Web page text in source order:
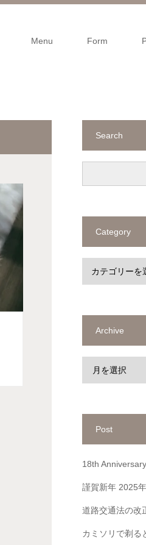
Menu Form
Search
Category
Archive
Post
18th Anniversary
謹賀新年 2025
道路交通法の改
カミソリで剃る